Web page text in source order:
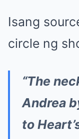
Isang
circle ng
“The
Andrea
to